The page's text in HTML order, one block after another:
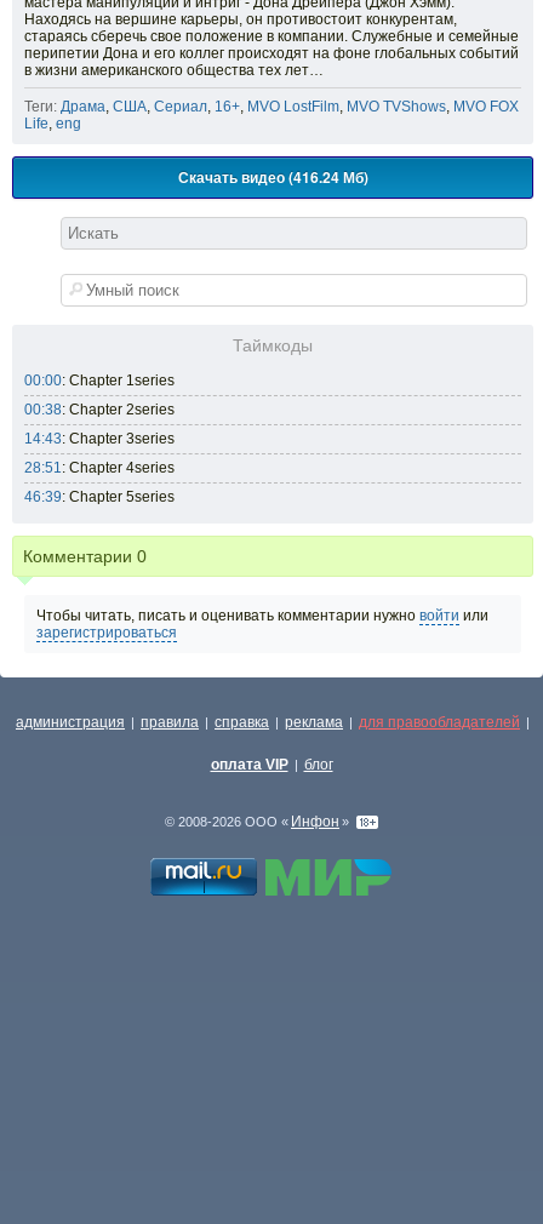
Находясь на вершине карьеры, он противостоит конкурентам,
стараясь сберечь своe положение в компании. Служебные и семейные
перипетии Дона и его коллег происходят на фоне глобальных событий
в жизни американского общества тех лет…
Теги: Драма США Сериал 16+ MVO LostFilm MVO TVShows MVO FOX
Life eng
Скачать видео (416.24 Мб)
Таймкоды
00:00: Chapter 1series
00:38: Chapter 2series
14:43: Chapter 3series
28:51 : Chapter 4series
46:39: Chapter 5series
Комментарии 0
Чтобы читать, писать и оценивать комментарии нужно войти или
зарегистрироваться
администрация | правила | справка | реклама | для правообладателей |
оплата VIP | блог
© 2008-2026 ООО « Инфон »